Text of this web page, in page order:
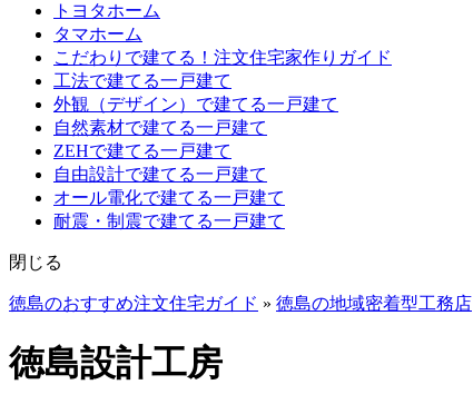
トヨタホーム
タマホーム
こだわりで建てる！注文住宅家作りガイド
工法で建てる一戸建て
外観（デザイン）で建てる一戸建て
自然素材で建てる一戸建て
ZEHで建てる一戸建て
自由設計で建てる一戸建て
オール電化で建てる一戸建て
耐震・制震で建てる一戸建て
閉じる
徳島のおすすめ注文住宅ガイド » 徳島の地域密着型工務店
徳島設計工房